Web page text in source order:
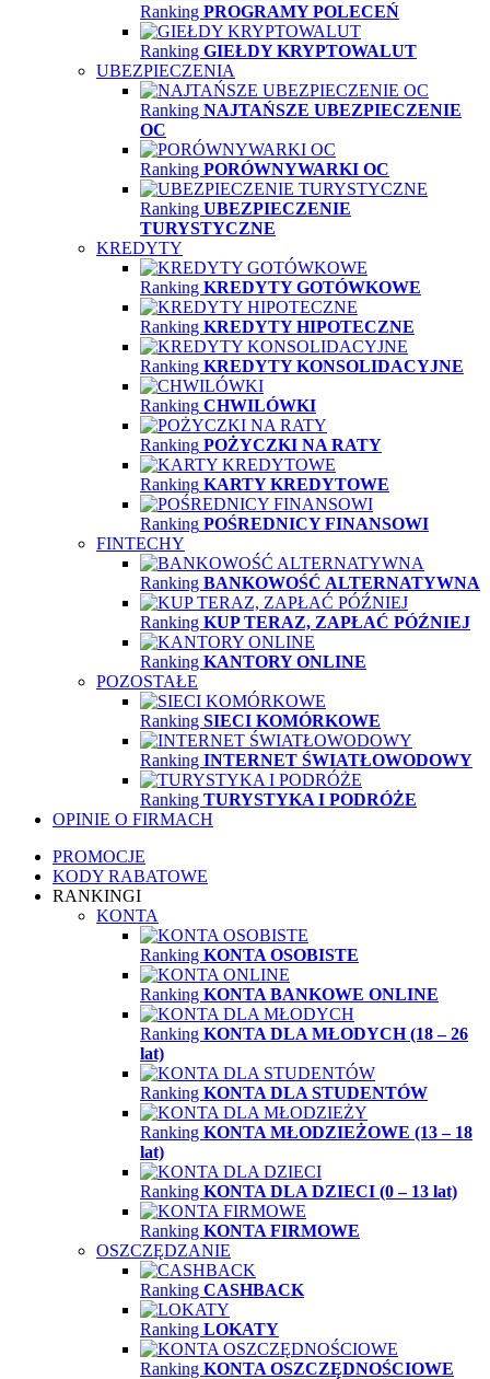
Ranking PROGRAMY POLECEŃ
Ranking GIEŁDY KRYPTOWALUT
UBEZPIECZENIA
Ranking NAJTAŃSZE UBEZPIECZENIE
OC
Ranking PORÓWNYWARKI OC
Ranking UBEZPIECZENIE
TURYSTYCZNE
KREDYTY
Ranking KREDYTY GOTÓWKOWE
Ranking KREDYTY HIPOTECZNE
Ranking KREDYTY KONSOLIDACYJNE
Ranking CHWILÓWKI
Ranking POŻYCZKI NA RATY
Ranking KARTY KREDYTOWE
Ranking POŚREDNICY FINANSOWI
FINTECHY
Ranking BANKOWOŚĆ ALTERNATYWNA
Ranking KUP TERAZ, ZAPŁAĆ PÓŹNIEJ
Ranking KANTORY ONLINE
POZOSTAŁE
Ranking SIECI KOMÓRKOWE
Ranking INTERNET ŚWIATŁOWODOWY
Ranking TURYSTYKA I PODRÓŻE
OPINIE O FIRMACH
PROMOCJE
KODY RABATOWE
RANKINGI
KONTA
Ranking KONTA OSOBISTE
Ranking KONTA BANKOWE ONLINE
Ranking KONTA DLA MŁODYCH (18 – 26
lat)
Ranking KONTA DLA STUDENTÓW
Ranking KONTA MŁODZIEŻOWE (13 – 18
lat)
Ranking KONTA DLA DZIECI (0 – 13 lat)
Ranking KONTA FIRMOWE
OSZCZĘDZANIE
Ranking CASHBACK
Ranking LOKATY
Ranking KONTA OSZCZĘDNOŚCIOWE